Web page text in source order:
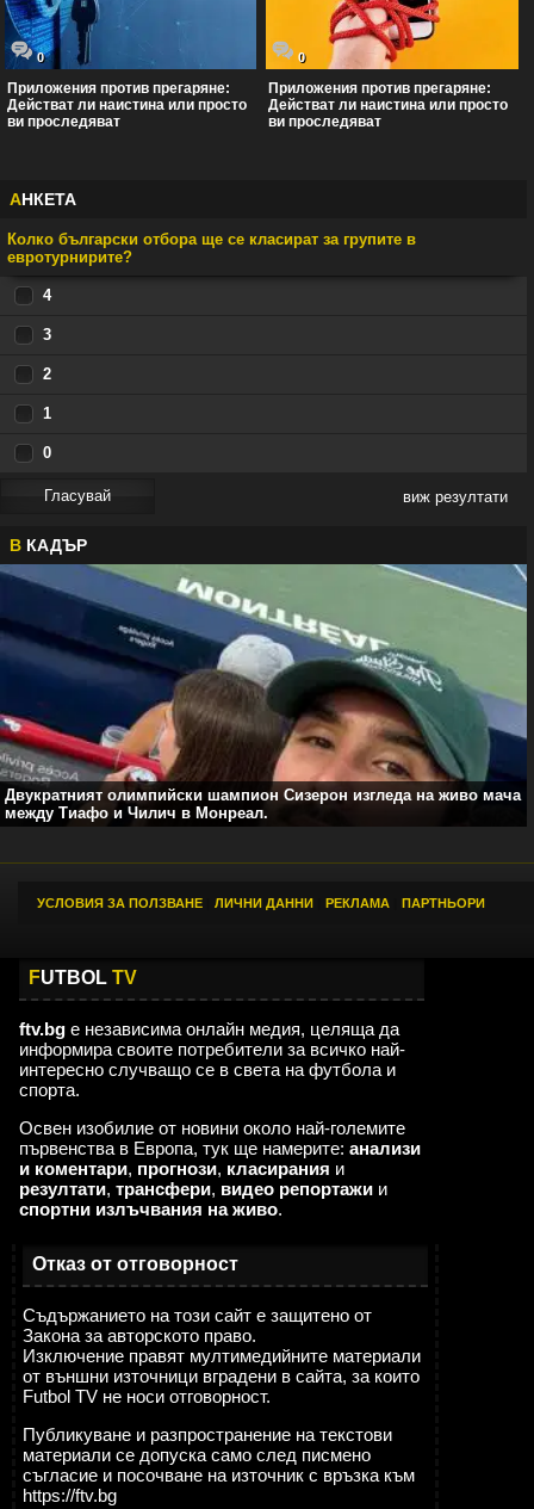
0
Приложения против прегаряне:
Действат ли наистина или просто
ви проследяват
0
Приложения против прегаряне:
Действат ли наистина или просто
ви проследяват
АНКЕТА
Колко български отбора ще се класират за групите в
евротурнирите?
4
3
2
1
0
виж резултати
В КАДЪР
Двукратният олимпийски шампион Сизерон изгледа на живо мача
между Тиафо и Чилич в Монреал.
УСЛОВИЯ ЗА ПОЛЗВАНЕ ЛИЧНИ ДАННИ РЕКЛАМА ПАРТНЬОРИ
FUTBOL TV
ftv.bg е независима онлайн медия, целяща да
информира своите потребители за всичко най-
интересно случващо се в света на футбола и
спорта.
Освен изобилие от новини около най-големите
първенства в Европа, тук ще намерите: анализи
и коментари, прогнози, класирания и
резултати, трансфери, видео репортажи и
спортни излъчвания на живо.
Отказ от отговорност
Съдържанието на този сайт е защитено от
Закона за авторското право.
Изключение правят мултимедийните материали
от външни източници вградени в сайта, за които
Futbol TV не носи отговорност.
Публикуване и разпространение на текстови
материали се допуска само след писмено
съгласие и посочване на източник с връзка към
https://ftv.bg